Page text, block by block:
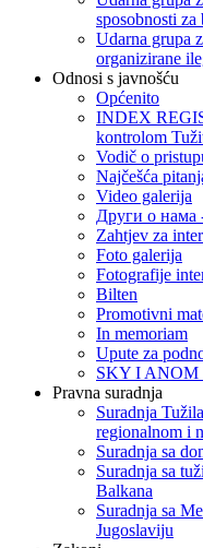
sposobnosti
Udarna grupa
organizirane
Odnosi s javnošću
Općenito
INDEX
kontrolom
Vodič o
Najčešća
Video galerija
Други о
Zahtjev za
Foto galerija
Fotografije
Bilten
Promotivni
In memoriam
Upute za
SKY I ANOM
Pravna suradnja
Suradnja
regionalnom i
Suradnja sa
Suradnja sa
Balkana
Suradnja sa
Jugoslaviju